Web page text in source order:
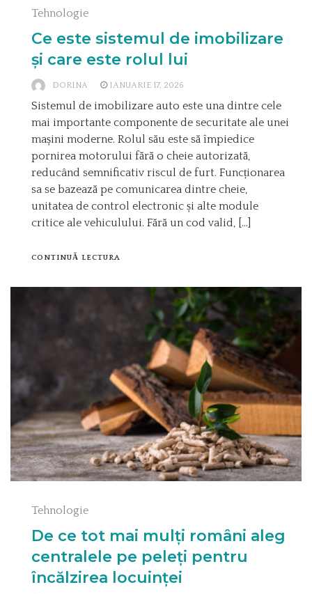
Tehnologie
Ce este sistemul de imobilizare
și care este rolul lui
DORINA IANUARIE 17, 2026
Sistemul de imobilizare auto este una dintre cele
mai importante componente de securitate ale unei
mașini moderne. Rolul său este să împiedice
pornirea motorului fără o cheie autorizată,
reducând semnificativ riscul de furt. Funcționarea
sa se bazează pe comunicarea dintre cheie,
unitatea de control electronic și alte module
critice ale vehiculului. Fără un cod valid, […]
CONTINUĂ LECTURA
Tehnologie
De ce tot mai mulți români aleg
centralele pe peleți pentru
încălzirea locuinței